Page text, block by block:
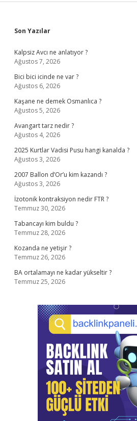
Sidebar
Son Yazılar
Kalpsiz Avcı ne anlatıyor ?
Ağustos 7, 2026
Bici bici icinde ne var ?
Ağustos 6, 2026
Kaşane ne demek Osmanlıca ?
Ağustos 5, 2026
Avangart tarz nedir ?
Ağustos 4, 2026
2025 Kurtlar Vadisi Pusu hangi kanalda ?
Ağustos 3, 2026
2007 Ballon d’Or’u kim kazandı ?
Ağustos 3, 2026
İzotonik kontraksiyon nedir FTR ?
Temmuz 30, 2026
Tabancayı kim buldu ?
Temmuz 28, 2026
Kozanda ne yetişir ?
Temmuz 26, 2026
BA ortalamayı ne kadar yükseltir ?
Temmuz 25, 2026